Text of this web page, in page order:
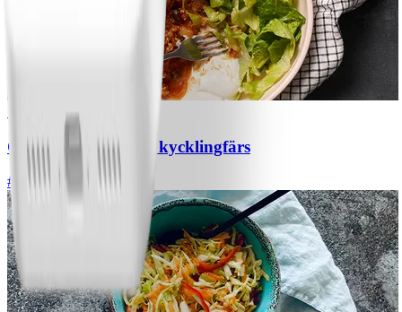
Chili con carne med kycklingfärs
# Lätt